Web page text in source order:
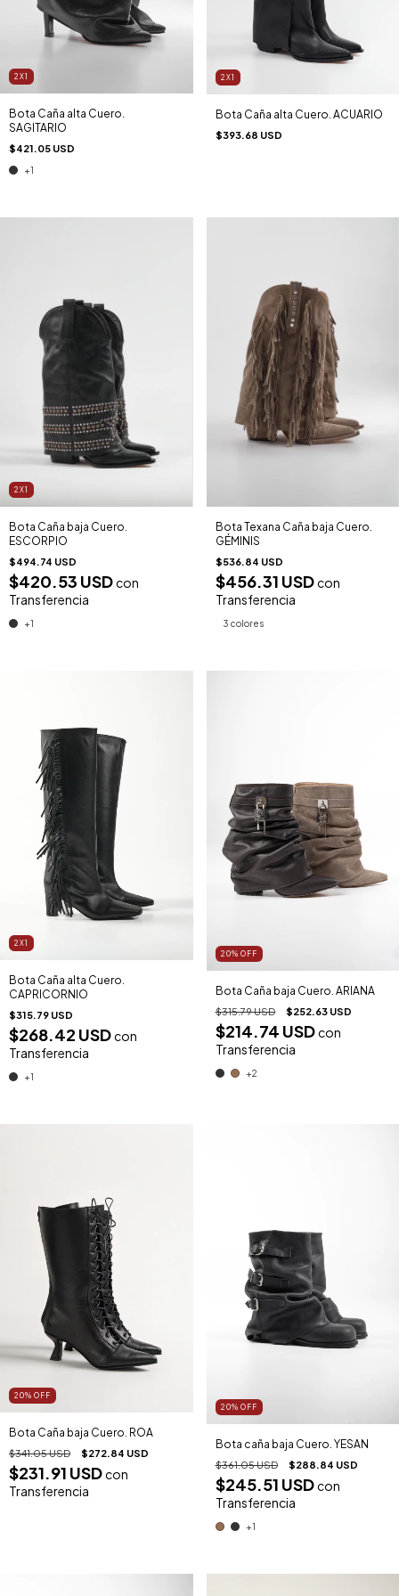
2X1
Bota Caña alta Cuero.
SAGITARIO
$421.05 USD
+1
2X1
Bota Caña alta Cuero. ACUARIO
$393.68 USD
2X1
Bota Caña baja Cuero.
ESCORPIO
$494.74 USD
$420.53 USDcon
Transferencia
+1
Bota Texana Caña baja Cuero.
GÉMINIS
$536.84 USD
$456.31 USDcon
Transferencia
3 colores
2X1
Bota Caña alta Cuero.
CAPRICORNIO
$315.79 USD
$268.42 USDcon
Transferencia
+1
20% OFF
Bota Caña baja Cuero. ARIANA
$315.79 USD $252.63 USD
$214.74 USDcon
Transferencia
+2
20% OFF
Bota Caña baja Cuero. ROA
$341.05 USD $272.84 USD
$231.91 USDcon
Transferencia
20% OFF
Bota caña baja Cuero. YESAN
$361.05 USD $288.84 USD
$245.51 USDcon
Transferencia
+1